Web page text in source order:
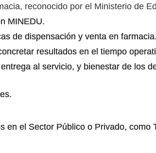
reconocido por el Ministerio de
MINEDU.
de dispensación y venta en
resultados en el tiempo
al servicio, y bienestar de los
en el Sector Público o Privado, como